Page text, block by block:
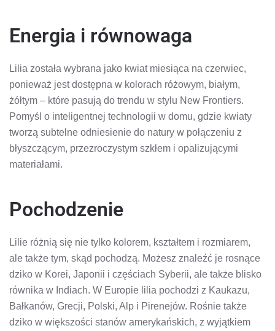
Energia i równowaga
Lilia została wybrana jako kwiat miesiąca na czerwiec,
ponieważ jest dostępna w kolorach różowym, białym,
żółtym – które pasują do trendu w stylu New Frontiers.
Pomyśl o inteligentnej technologii w domu, gdzie kwiaty
tworzą subtelne odniesienie do natury w połączeniu z
błyszczącym, przezroczystym szkłem i opalizującymi
materiałami.
Pochodzenie
Lilie różnią się nie tylko kolorem, kształtem i rozmiarem,
ale także tym, skąd pochodzą. Możesz znaleźć je rosnące
dziko w Korei, Japonii i częściach Syberii, ale także blisko
równika w Indiach. W Europie lilia pochodzi z Kaukazu,
Bałkanów, Grecji, Polski, Alp i Pirenejów. Rośnie także
dziko w większości stanów amerykańskich, z wyjątkiem